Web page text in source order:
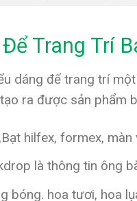
Trang Trí
dáng để trang trí
ra được sản
hilfex, formex, màn
là thông tin ông
bóng. hoa tươi, hoa